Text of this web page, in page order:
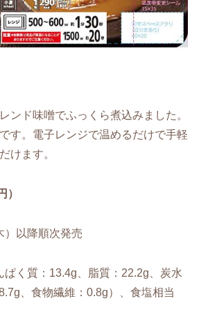
ンド味噌でふっくら煮込みました。
す。電子レンジで温めるだけで手軽
けます。
）
）以降順次発売
く質：13.4g、脂質：22.2g、炭水
、食物繊維：0.8g）、食塩相当